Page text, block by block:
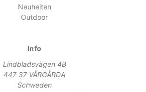
Neuheiten
Outdoor
Info
Lindbladsvägen 4B
447 37 VÅRGÅRDA
Schweden